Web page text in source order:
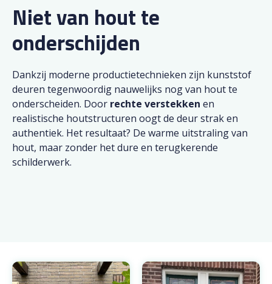
Niet van hout te
onderschijden
Dankzij moderne productietechnieken zijn kunststof
deuren tegenwoordig nauwelijks nog van hout te
onderscheiden. Door rechte verstekken en
realistische houtstructuren oogt de deur strak en
authentiek. Het resultaat? De warme uitstraling van
hout, maar zonder het dure en terugkerende
schilderwerk.